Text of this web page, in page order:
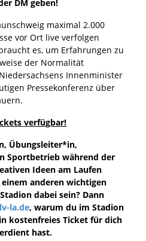
DM geben!
maximal 2.000
vor Ort live verfolgen
es, um Erfahrungen zu
der Normalität
Innenminister
Pressekonferenz über
verfügbar!
Übungsleiter*in,
Sportbetrieb während der
Ideen am Laufen
anderen wichtigen
dabei sein? Dann
la.de, warum du im Stadion
kostenfreies Ticket für dich
hast.